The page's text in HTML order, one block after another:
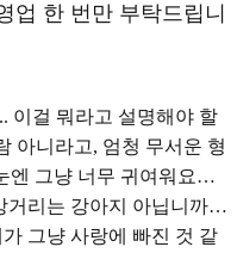
업 한 번만 부탁드립니
이걸 뭐라고 설명해야 할
아니라고, 엄청 무서운 형
엔 그냥 너무 귀여워요…
거리는 강아지 아닙니까…
그냥 사랑에 빠진 것 같